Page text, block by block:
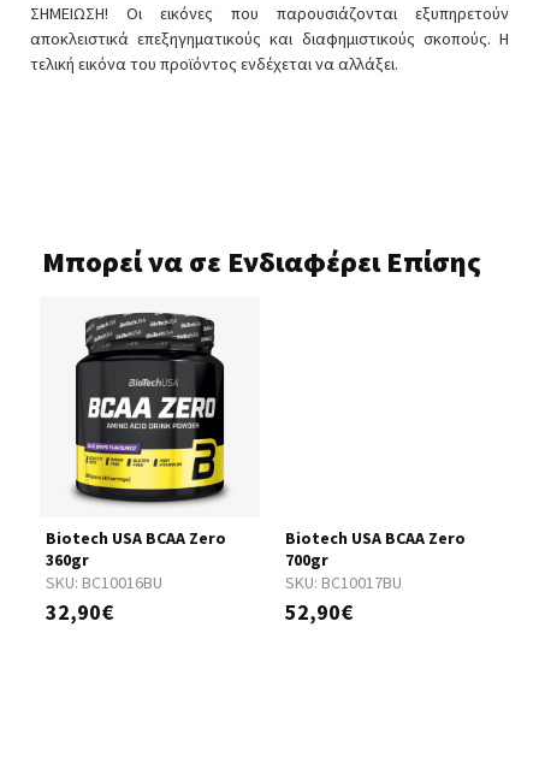
ΣΗΜΕΙΩΣΗ! Οι εικόνες που παρουσιάζονται εξυπηρετούν
αποκλειστικά επεξηγηματικούς και διαφημιστικούς σκοπούς. Η
τελική εικόνα του προϊόντος ενδέχεται να αλλάξει.
Μπορεί να σε Ενδιαφέρει Επίσης
SKU: BC10016BU
Biotech USA BCAA Zero
360gr
32,90€
SKU: BC10017BU
Biotech USA BCAA Zero
700gr
52,90€